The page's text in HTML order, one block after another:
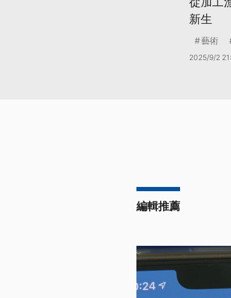
新生
藝術
2025/9/2
編輯推薦